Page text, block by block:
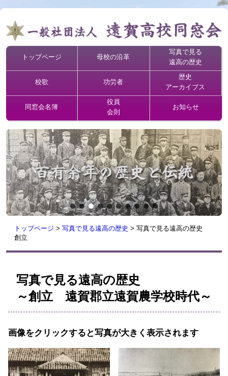
トップページ 母校の沿革
写真で見る
遠高の歴史
校歌 功労者
歴史
アーカイブス
同窓会名簿
役員
会則
お知らせ
トップページ > 写真で見る遠高の歴史 > 写真で見る遠高の歴史
創立
写真で見る遠高の歴史
～創立 遠賀郡立遠賀農学校時代～
画像をクリックすると写真が大きく表示されます